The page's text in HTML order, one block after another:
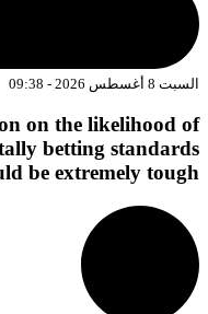
السبت 8 أغسطس 2026 - 09:38
on the likelihood of
betting standards
be extremely tough